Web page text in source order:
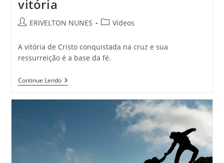
vitória
ERIVELTON NUNES Vídeos
A vitória de Cristo conquistada na cruz e sua
ressurreição é a base da fé.
Continue Lendo